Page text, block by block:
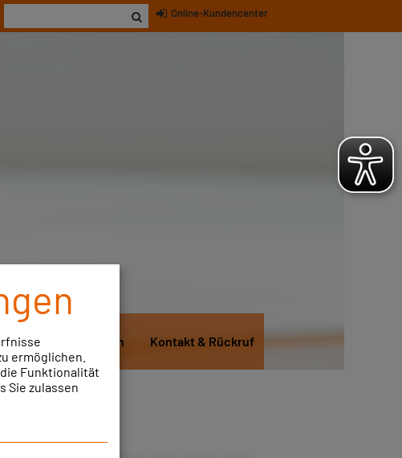
Online-Kundencenter
Mitglied werden Kontakt & Rückruf
ermöglichen.
Funktionalität
Sie zulassen